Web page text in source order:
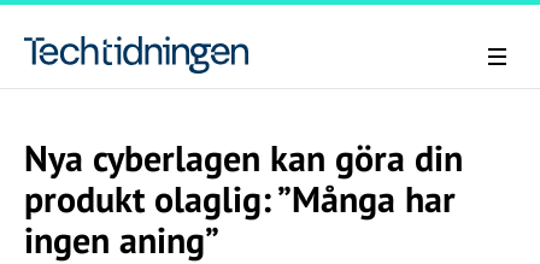
Nya cyberlagen kan göra din
produkt olaglig: ”Många har
ingen aning”